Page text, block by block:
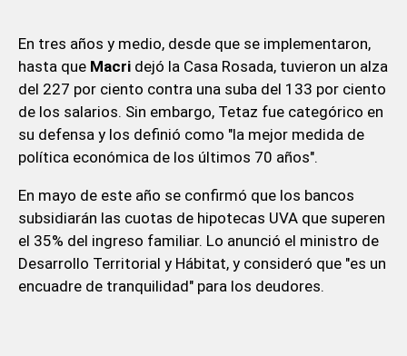
En tres años y medio, desde que se implementaron,
hasta que Macridejó la Casa Rosada, tuvieron un alza
del 227 por ciento contra una suba del 133 por ciento
de los salarios. Sin embargo, Tetaz fue categórico en
su defensa y los definió como "la mejor medida de
política económica de los últimos 70 años".
En mayo de este año se confirmó que los bancos
subsidiarán las cuotas de hipotecas UVA que superen
el 35% del ingreso familiar. Lo anunció el ministro de
Desarrollo Territorial y Hábitat, y consideró que "es un
encuadre de tranquilidad" para los deudores.